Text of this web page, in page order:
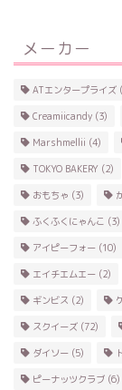
メーカー
ATエンタープライズ
Creamiicandy (3)
Marshmellii (4)
TOKYO BAKERY (2)
おもちゃ (3)
ふくふくにゃんこ (3)
アイピーフォー (10)
エイチエムエー (2)
ギンビス (2)
スクイーズ (72)
ダイソー (5)
ピーナッツクラブ (6)